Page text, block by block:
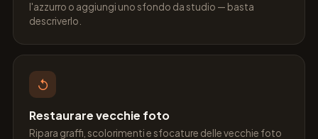
l'azzurro o aggiungi uno sfondo da studio — basta
descriverlo.
↺
Restaurare vecchie foto
Ripara graffi, scolorimenti e sfocature delle vecchie foto